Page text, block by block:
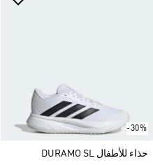
-30%
حذاء للأطفال DURAMO SL